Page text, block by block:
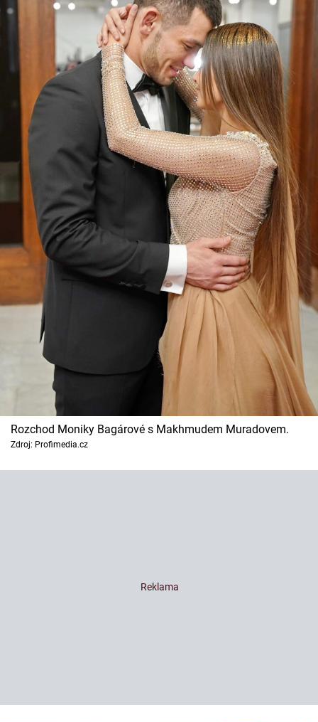
Rozchod Moniky Bagárové s Makhmudem Muradovem.
Zdroj: Profimedia.cz